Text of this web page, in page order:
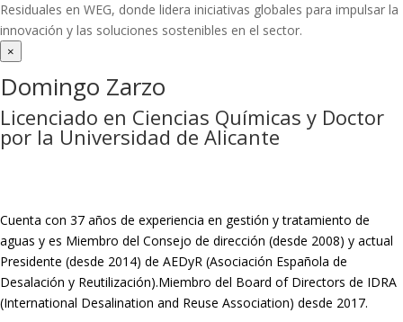
Residuales en WEG, donde lidera iniciativas globales para impulsar la
innovación y las soluciones sostenibles en el sector.
×
Domingo Zarzo
Licenciado en Ciencias Químicas y Doctor
por la Universidad de Alicante
Cuenta con 37 años de experiencia en gestión y tratamiento de
aguas y es Miembro del Consejo de dirección (desde 2008) y actual
Presidente (desde 2014) de AEDyR (Asociación Española de
Desalación y Reutilización).Miembro del Board of Directors de IDRA
(International Desalination and Reuse Association) desde 2017.